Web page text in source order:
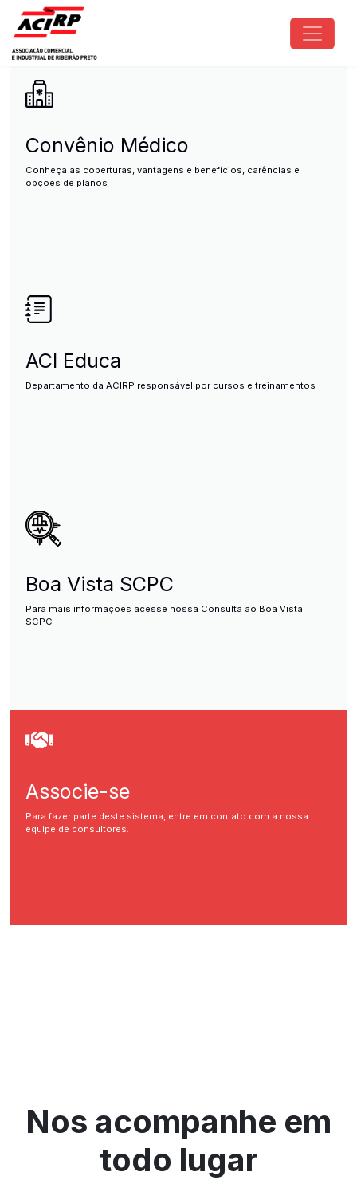
Pular para o conteúdo principal
ACIRP - Associação Comercial
Convênio Médico
Conheça as coberturas, vantagens e benefícios, carências e
opções de planos
ACI Educa
Departamento da ACIRP responsável por cursos e treinamentos
Boa Vista SCPC
Para mais informações acesse nossa Consulta ao Boa Vista
SCPC
Associe-se
Para fazer parte deste sistema, entre em contato com a nossa
equipe de consultores.
Nos acompanhe em
todo lugar